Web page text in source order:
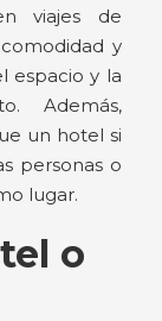
viajes de
y
espacio y la
Además,
un hotel si
personas o
lugar.
o